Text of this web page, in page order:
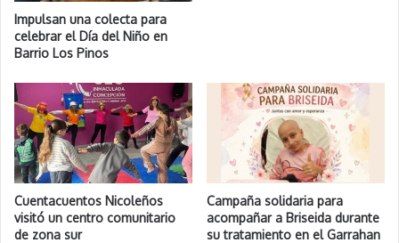
Impulsan una colecta para
celebrar el Día del Niño en
Barrio Los Pinos
Cuentacuentos Nicoleños
visitó un centro comunitario
de zona sur
Campaña solidaria para
acompañar a Briseida durante
su tratamiento en el Garrahan